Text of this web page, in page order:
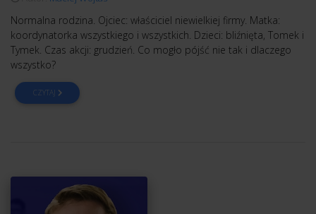
Normalna rodzina. Ojciec: właściciel niewielkiej firmy. Matka:
koordynatorka wszystkiego i wszystkich. Dzieci: bliźnięta, Tomek i
Tymek. Czas akcji: grudzień. Co mogło pójść nie tak i dlaczego
wszystko?
CZYTAJ